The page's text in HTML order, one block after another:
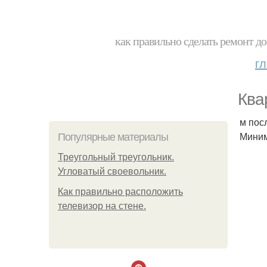
как правильно сделать ремонт
Популярные материалы
Треугольный треугольник.
Угловатый своевольник.
Как правильно расположить
телевизор на стене.
м